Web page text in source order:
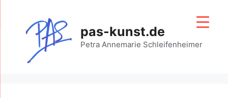
springen
pas-kunst.de
Petra Annemarie Schleifenheimer